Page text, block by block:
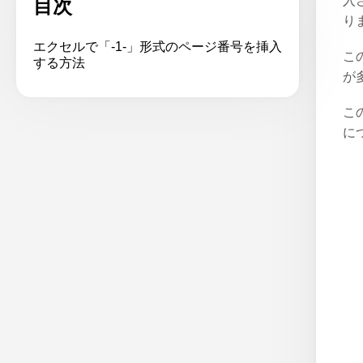
目次
エクセルで「-1-」形式のページ番号を挿入
する方法
り
こ
が
こ
に